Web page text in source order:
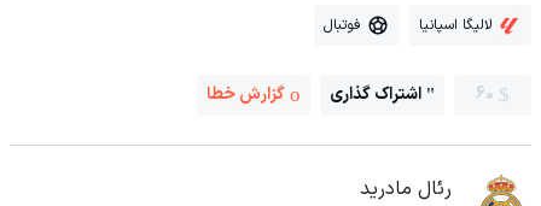
لالیگا اسپانیا فوتبال
60 اشتراک گذاری گزارش خطا
رئال مادرید